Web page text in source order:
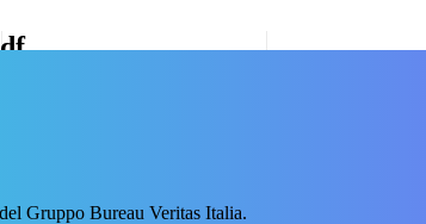
Gruppo Bureau Veritas Italia.